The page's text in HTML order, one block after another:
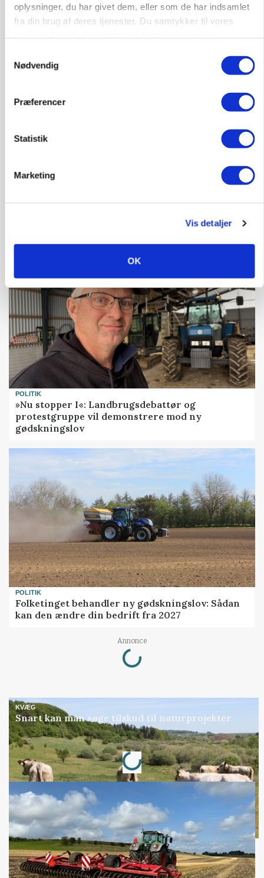
oplysninger, du har givet dem, eller som de har indsamlet
fra din brug af deres tjenester. Du samtykker til vores
Nødvendig
Præferencer
Statistik
Marketing
Vis detaljer
OK
Annonce
Loading...
Fra mark til mur: Byggeriet kan åbne nyt
POLITIK
»Nu stopper I«: Landbrugsdebattør og
protestgruppe vil demonstrere mod ny
gødskningslov
POLITIK
Folketinget behandler ny gødskningslov: Sådan
kan den ændre din bedrift fra 2027
Annonce
Loading...
KVÆG
Snart kan man søge tilskud til naturprojekter
Annonce
Loading...